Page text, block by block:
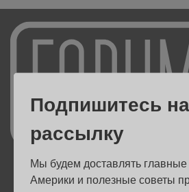
КУДА ПОЙТИ В ГОРОДЕ
ЗДОРОВЬЕ
РАБОТА И БИЗНЕС
ЖИЛЬЕ
ОБРАЗОВАНИЕ
Подпишитесь
рассылку
Мы будем доставлять главные
Америки и полезные советы